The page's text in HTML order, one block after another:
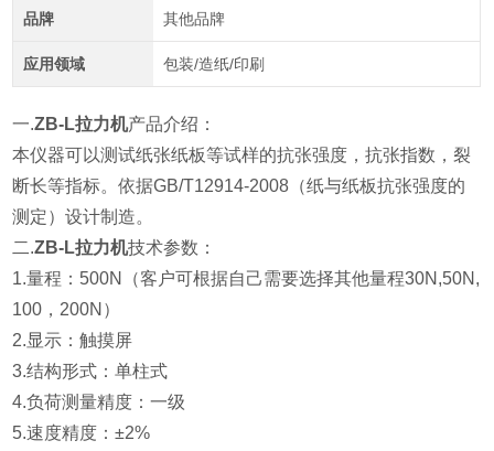
品牌 其他品牌
应用领域 包装/造纸/印刷
一.ZB-L拉力机产品介绍：
本仪器可以测试纸张纸板等试样的抗张强度，抗张指数，裂
断长等指标。依据GB/T12914-2008（纸与纸板抗张强度的
测定）设计制造。
二.ZB-L拉力机技术参数：
1.量程：500N（客户可根据自己需要选择其他量程30N,50N,
100，200N）
2.显示：触摸屏
3.结构形式：单柱式
4.负荷测量精度：一级
5.速度精度：±2%